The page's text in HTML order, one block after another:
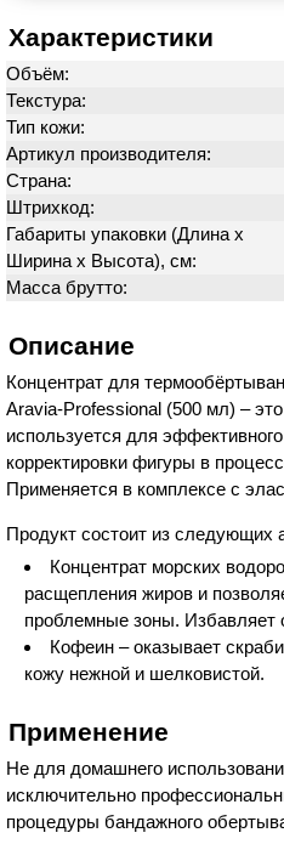
Характеристики
Объём:
Текстура:
Тип кожи:
Артикул производителя:
Страна:
Штрихкод:
Габариты упаковки (Длина х
Ширина х Высота), см:
Масса брутто:
Описание
Концентрат для
Aravia-Professional (500 мл) –
используется для
корректировки фигуры в
Применяется в комплексе с
Продукт состоит из следующих
Концентрат морских
расщепления жиров и
проблемные зоны. Избавляет
Кофеин – оказывает
кожу нежной и шелковистой.
Применение
Не для домашнего
исключительно
процедуры бандажного